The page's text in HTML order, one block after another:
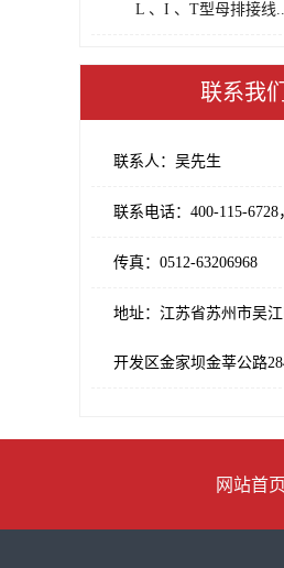
L 、I 、T型母排接线
联系我们
联系人：吴先生
联系电话：400-115-6728
传真：0512-63206968
地址：江苏省苏州市吴
开发区金家坝金莘公路
网站首页